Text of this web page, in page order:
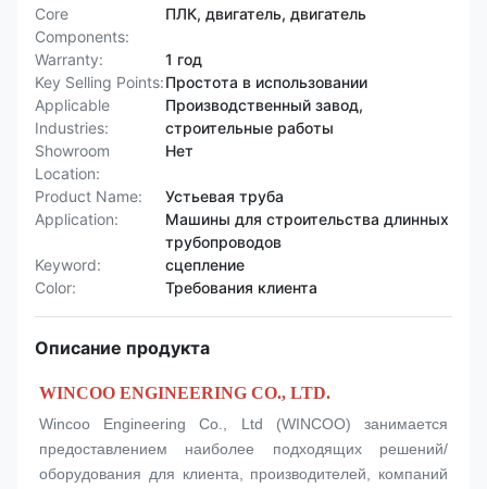
Core
Components:
ПЛК, двигатель, двигатель
Warranty:
1 год
Key Selling Points:Простота в использовании
Applicable
Industries:
Производственный завод,
строительные работы
Showroom
Location:
Нет
Product Name:
Устьевая труба
Application:
Машины для строительства длинных
трубопроводов
Keyword:
сцепление
Color:
Требования клиента
Описание продукта
WINCOO ENGINEERING CO., LTD.
Wincoo Engineering Co., Ltd (WINCOO) занимается
предоставлением наиболее подходящих решений/
оборудования для клиента, производителей, компаний